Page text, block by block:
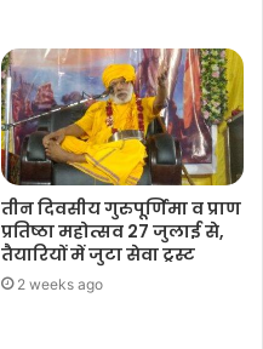
तीन दिवसीय गुरुपूर्णिमा व प्राण
प्रतिष्ठा महोत्सव 27 जुलाई से,
तैयारियों में जुटा सेवा ट्रस्ट
2 weeks ago